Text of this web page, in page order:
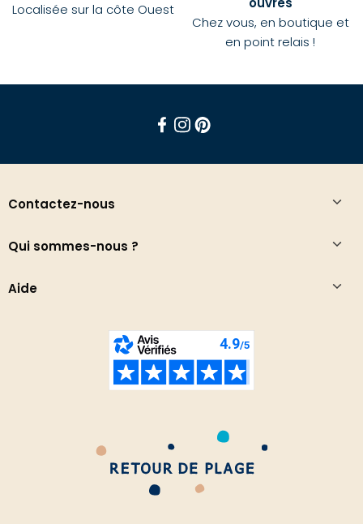
Localisée sur la côte Ouest
Chez vous, en boutique et
en point relais !
Contactez-nous
Qui sommes-nous ?
Aide